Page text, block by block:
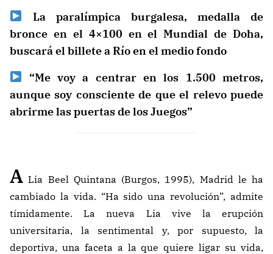
La paralímpica burgalesa, medalla de
bronce en el 4×100 en el Mundial de Doha,
buscará el billete a Río en el medio fondo
“Me voy a centrar en los 1.500 metros,
aunque soy consciente de que el relevo puede
abrirme las puertas de los Juegos”
A Lia Beel Quintana (Burgos, 1995), Madrid le ha
cambiado la vida. “Ha sido una revolución”, admite
tímidamente. La nueva Lia vive la erupción
universitaria, la sentimental y, por supuesto, la
deportiva, una faceta a la que quiere ligar su vida,